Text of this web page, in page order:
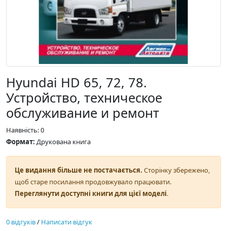
Hyundai HD 65, 72, 78.
Устройство, техническое
обслуживание и ремонт
Наявність: 0
Формат: Друкована книга
Це видання більше не постачається. Сторінку збережено,
щоб старе посилання продовжувало працювати.
Переглянути доступні книги для цієї моделі.
0 відгуків/ Написати відгук